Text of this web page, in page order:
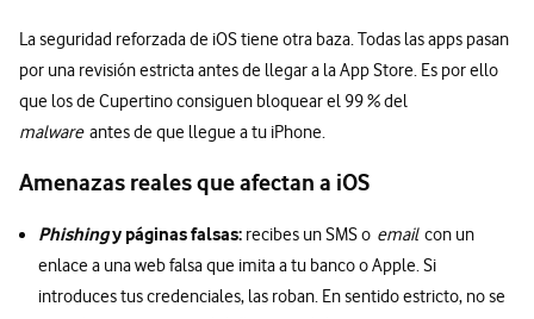
La seguridad reforzada de iOS tiene otra baza. Todas las apps pasan
por una revisión estricta antes de llegar a la App Store. Es por ello
que los de Cupertino consiguen bloquear el 99 % del
malwareantes de que llegue a tu iPhone.
Amenazas reales que afectan a iOS
Phishingy páginas falsas: recibes un SMS o emailcon un
enlace a una web falsa que imita a tu banco o Apple. Si
introduces tus credenciales, las roban. En sentido estricto, no se